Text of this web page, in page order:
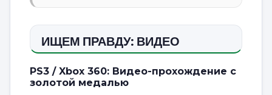
ИЩЕМ ПРАВДУ: ВИДЕО
PS3 / Xbox 360: Видео-прохождение с
золотой медалью